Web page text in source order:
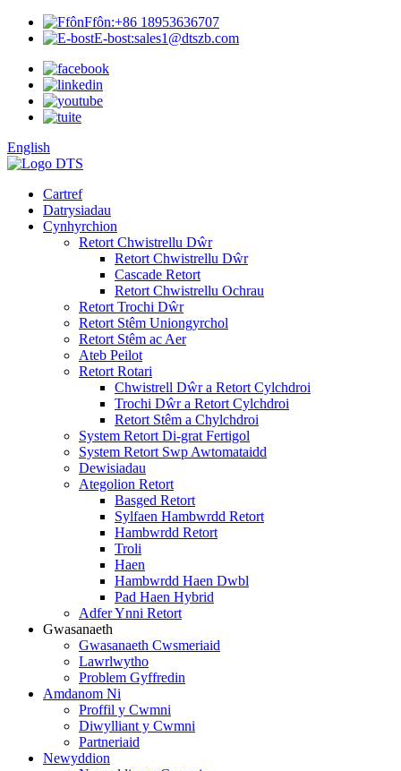
Ffôn:+86 18953636707
E-bost:sales1@dtszb.com
English
Cartref
Datrysiadau
Cynhyrchion
Retort Chwistrellu Dŵr
Retort Chwistrellu Dŵr
Cascade Retort
Retort Chwistrellu Ochrau
Retort Trochi Dŵr
Retort Stêm Uniongyrchol
Retort Stêm ac Aer
Ateb Peilot
Retort Rotari
Chwistrell Dŵr a Retort Cylchdroi
Trochi Dŵr a Retort Cylchdroi
Retort Stêm a Chylchdroi
System Retort Di-grat Fertigol
System Retort Swp Awtomataidd
Dewisiadau
Ategolion Retort
Basged Retort
Sylfaen Hambwrdd Retort
Hambwrdd Retort
Troli
Haen
Hambwrdd Haen Dwbl
Pad Haen Hybrid
Adfer Ynni Retort
Gwasanaeth
Gwasanaeth Cwsmeriaid
Lawrlwytho
Problem Gyffredin
Amdanom Ni
Proffil y Cwmni
Diwylliant y Cwmni
Partneriaid
Newyddion